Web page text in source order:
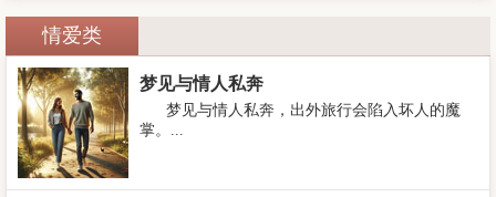
情爱类
梦见与情人私奔
梦见与情人私奔，出外旅行会陷入坏人的魔
掌。...